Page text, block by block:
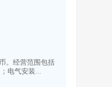
AI云平台>
。经营范围包括
电气安装...